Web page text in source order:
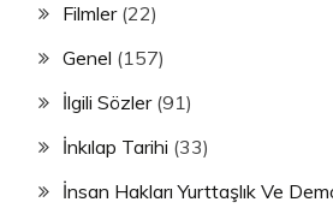
Filmler(22)
Genel (157)
İlgili Sözler(91)
İnkılap Tarihi (33)
İnsan Hakları Yurttaşlık Ve